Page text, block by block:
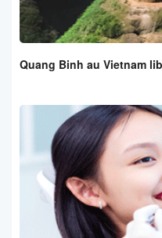
Quang Binh au Vietnam